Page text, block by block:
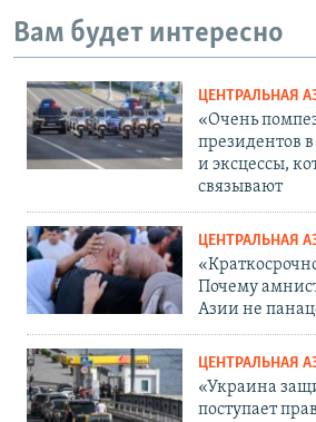
Вам будет интересно
ЦЕНТРАЛЬНАЯ
«Очень
президентов
и эксцессы,
связывают
ЦЕНТРАЛЬНАЯ
Почему
Азии не
ЦЕНТРАЛЬНАЯ
«Украина
поступает